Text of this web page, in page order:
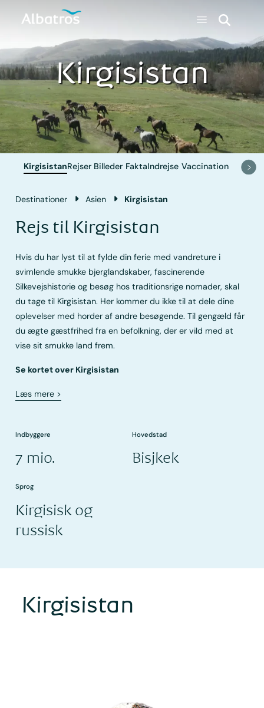
Kirgisistan
KirgisistanRejser Billeder FaktaIndrejse Vaccination
Destinationer Asien Kirgisistan
Rejs til Kirgisistan
Hvis du har lyst til at fylde din ferie med vandreture i
svimlende smukke bjerglandskaber, fascinerende
Silkevejshistorie og besøg hos traditionsrige nomader, skal
du tage til Kirgisistan. Her kommer du ikke til at dele dine
oplevelser med horder af andre besøgende. Til gengæld får
du ægte gæstfrihed fra en befolkning, der er vild med at
vise sit smukke land frem.
Se kortet over Kirgisistan
Læs mere >
Indbyggere
7 mio.
Hovedstad
Bisjkek
Sprog
Kirgisisk og
russisk
Kirgisistan